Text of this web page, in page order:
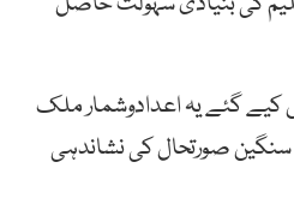
گئے یہ اعدادوشمار ملک
صورتحال کی نشاندہی